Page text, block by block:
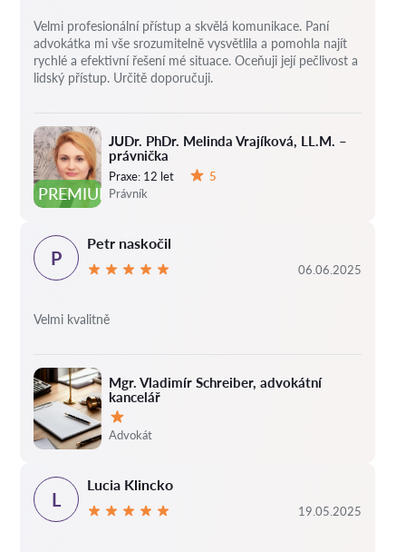
PREMIUM
JUDr. PhDr. Melinda Vrajíková, LL.M. –
právnička
Praxe: 12 let
5
Právník
Velmi profesionální přístup a skvělá komunikace. Paní
advokátka mi vše srozumitelně vysvětlila a pomohla najít
rychlé a efektivní řešení mé situace. Oceňuji její pečlivost a
lidský přístup. Určitě doporučuji.
Mgr. Vladimír Schreiber, advokátní
kancelář
Hodnocení:
Advokát
P
Petr naskočil
06.06.2025
Velmi kvalitně
L
Lucia Klincko
19.05.2025